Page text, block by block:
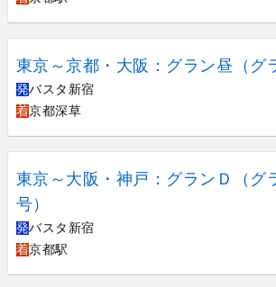
東京～京都・大阪：グラン昼（グ
発バスタ新宿
着京都深草
東京～大阪・神戸：グランＤ（グ
号）
発バスタ新宿
着京都駅